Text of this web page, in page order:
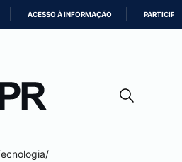
CONTEÚDO
ACESSO À INFORMAÇÃO PARTICIPE
/